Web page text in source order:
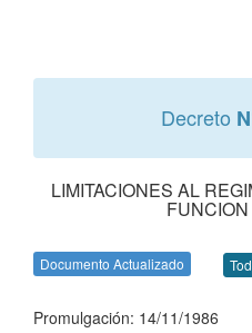
Decreto
LIMITACIONES AL
Documento Actualizado
Promulgación: 14/11/1986